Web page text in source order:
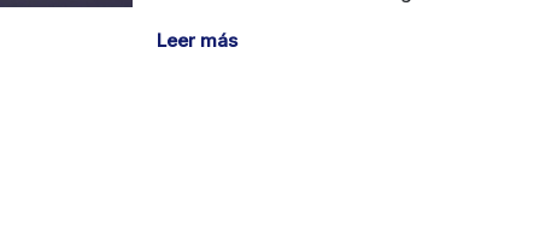
Leer más